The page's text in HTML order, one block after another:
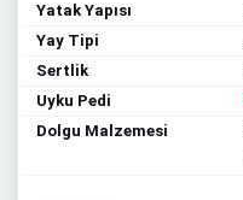
Yatak Yapısı
Yay Tipi
Sertlik
Uyku Pedi
Dolgu Malzemesi